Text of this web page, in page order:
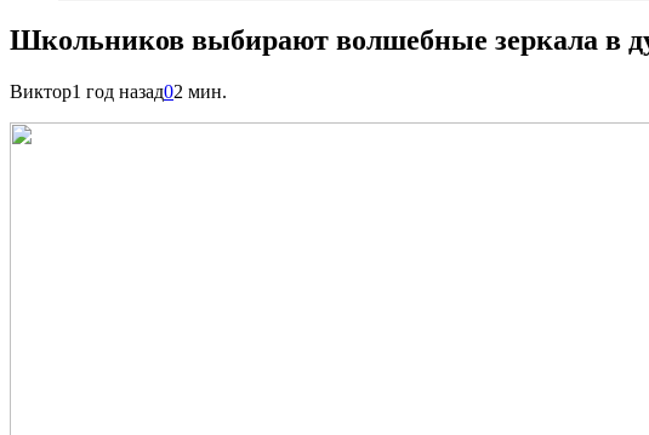
Школьников выбирают волшебные зеркала в
Виктор1 год назад02 мин.